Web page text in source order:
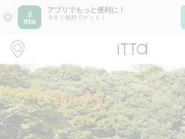
close
アプリでもっと便利に！
今すぐ無料でゲット！